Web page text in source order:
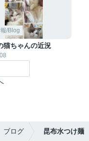
/Blog
猫ちゃんの近況
ブログ 昆布水つけ麺